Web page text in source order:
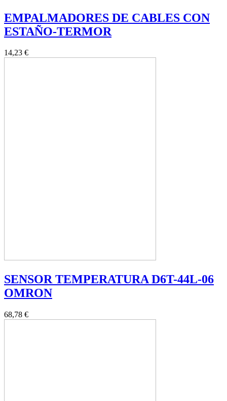
EMPALMADORES DE CABLES CON
ESTAÑO-TERMOR
14,23 €
SENSOR TEMPERATURA D6T-44L-06
OMRON
68,78 €